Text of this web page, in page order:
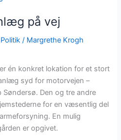
på vej
Politik / Margrethe Krogh
én konkret lokation for et stort
syd for motorvejen –
Den og tre andre
for en væsentlig del
En mulig
er opgivet.